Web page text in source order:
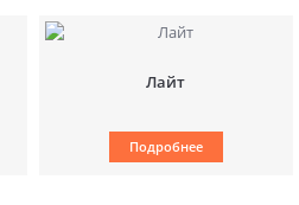
Лайт
Подробнее